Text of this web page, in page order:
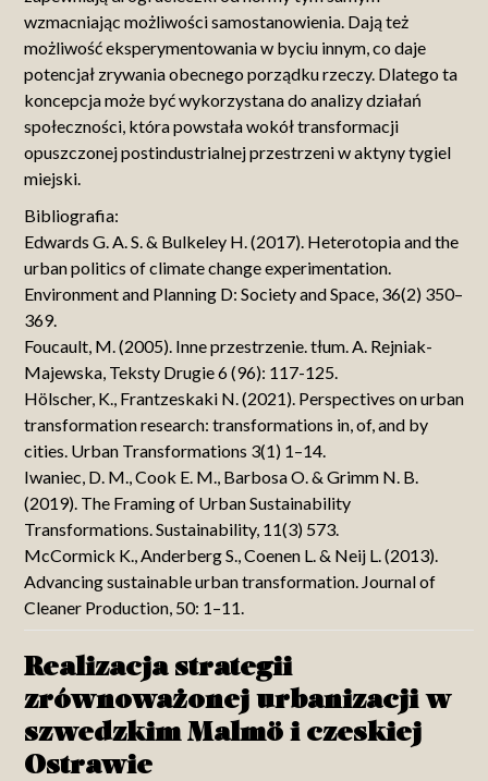
wzmacniając możliwości samostanowienia. Dają też
możliwość eksperymentowania w byciu innym, co daje
potencjał zrywania obecnego porządku rzeczy. Dlatego ta
koncepcja może być wykorzystana do analizy działań
społeczności, która powstała wokół transformacji
opuszczonej postindustrialnej przestrzeni w aktyny tygiel
miejski.
Bibliografia:
Edwards G. A. S. & Bulkeley H. (2017). Heterotopia and the
urban politics of climate change experimentation.
Environment and Planning D: Society and Space, 36(2) 350–
369.
Foucault, M. (2005). Inne przestrzenie. tłum. A. Rejniak-
Majewska, Teksty Drugie 6 (96): 117-125.
Hölscher, K., Frantzeskaki N. (2021). Perspectives on urban
transformation research: transformations in, of, and by
cities. Urban Transformations 3(1) 1–14.
Iwaniec, D. M., Cook E. M., Barbosa O. & Grimm N. B.
(2019). The Framing of Urban Sustainability
Transformations. Sustainability, 11(3) 573.
McCormick K., Anderberg S., Coenen L. & Neij L. (2013).
Advancing sustainable urban transformation. Journal of
Cleaner Production, 50: 1–11.
Realizacja strategii
zrównoważonej urbanizacji w
szwedzkim Malmö i czeskiej
Ostrawie